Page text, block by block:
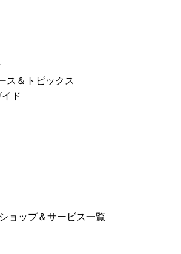
ス＆トピックス
ド
ショップ＆サービス一覧